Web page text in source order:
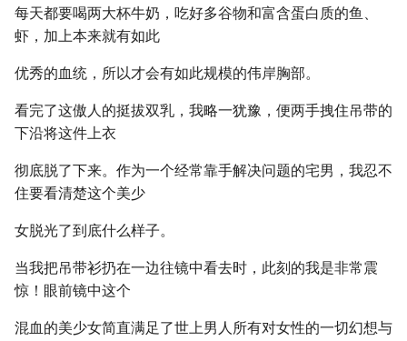
每天都要喝两大杯牛奶，吃好多谷物和富含蛋白质的鱼、
虾，加上本来就有如此
优秀的血统，所以才会有如此规模的伟岸胸部。
看完了这傲人的挺拔双乳，我略一犹豫，便两手拽住吊带的
下沿将这件上衣
彻底脱了下来。作为一个经常靠手解决问题的宅男，我忍不
住要看清楚这个美少
女脱光了到底什么样子。
当我把吊带衫扔在一边往镜中看去时，此刻的我是非常震
惊！眼前镜中这个
混血的美少女简直满足了世上男人所有对女性的一切幻想与